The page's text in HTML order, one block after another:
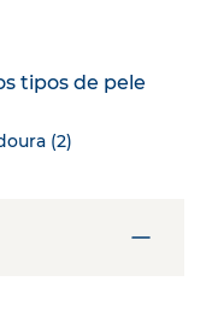
tipos de pele
(2)